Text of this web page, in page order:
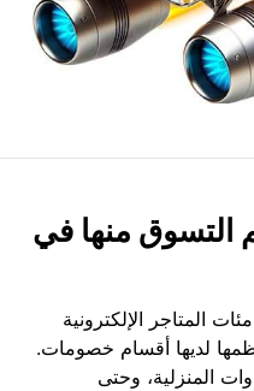
التسوق منها في
المتاجر الإلكترونية
لديها أقسام خصومات.
المنزلية، وحتى